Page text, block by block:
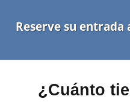
Reserve su entrada
¿Cuánto